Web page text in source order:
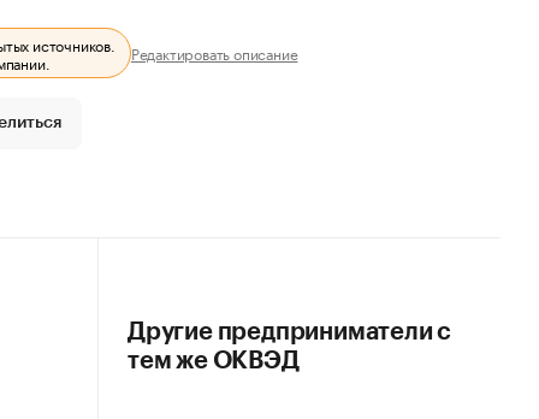
источников. Редактировать описание
Другие предприниматели с
тем же ОКВЭД